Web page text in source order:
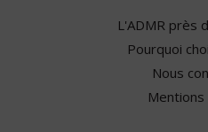
L'ADMR près
Pourquoi
Nous
Mentions